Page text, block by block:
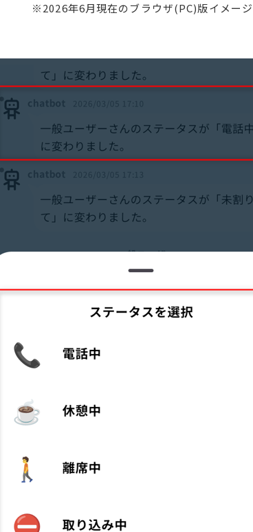
※2026年6月現在のブラウザ(PC)版イメージ